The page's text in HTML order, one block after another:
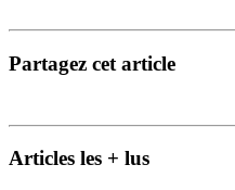
Partagez cet article
Articles les + lus